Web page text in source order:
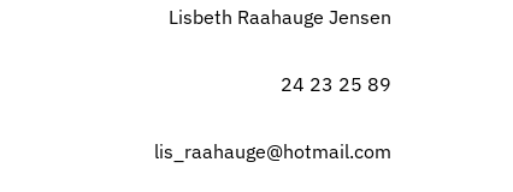
Lisbeth Raahauge Jensen
24 23 25 89
lis_raahauge@hotmail.com